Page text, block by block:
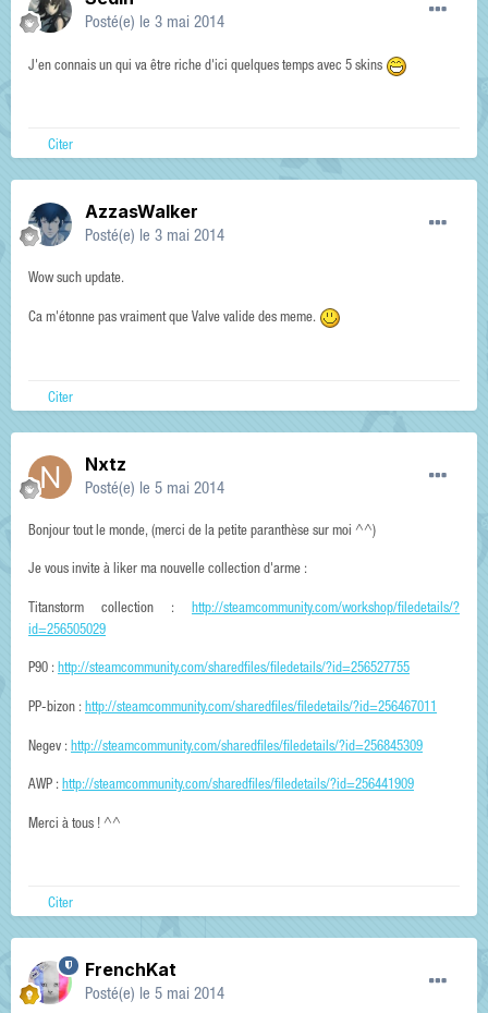
Posté(e) le 3 mai 2014
J'en connais un qui va être riche d'ici quelques temps avec 5 skins
Citer
AzzasWalker
Posté(e) le 3 mai 2014
Wow such update.
Ca m'étonne pas vraiment que Valve valide des meme.
Citer
Nxtz
Posté(e) le 5 mai 2014
Bonjour tout le monde, (merci de la petite paranthèse sur moi ^^)
Je vous invite à liker ma nouvelle collection d'arme :
Titanstorm collection : http://steamcommunity.com/workshop/filedetails/?
id=256505029
P90 : http://steamcommunity.com/sharedfiles/filedetails/?id=256527755
PP-bizon : http://steamcommunity.com/sharedfiles/filedetails/?id=256467011
Negev : http://steamcommunity.com/sharedfiles/filedetails/?id=256845309
AWP : http://steamcommunity.com/sharedfiles/filedetails/?id=256441909
Merci à tous ! ^^
Citer
FrenchKat
Posté(e) le 5 mai 2014